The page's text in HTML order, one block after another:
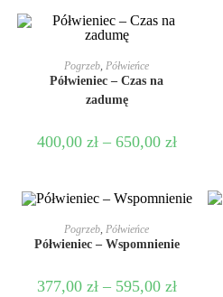
WYBIERZ OPCJE
Pogrzeb,Półwieńce
Półwieniec – Czas na
zadumę
400,00 zł – 650,00 zł
WYBIERZ OPCJE
Pogrzeb,Półwieńce
Półwieniec – Wspomnienie
377,00 zł – 595,00 zł